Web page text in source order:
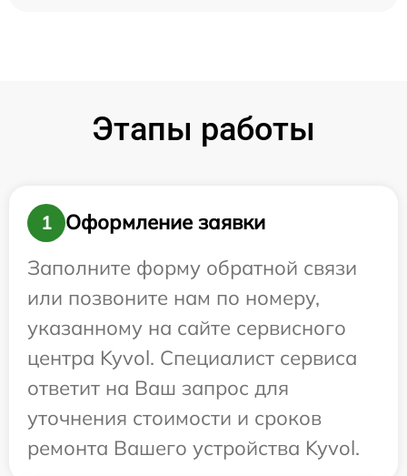
Этапы работы
1
Оформление заявки
Заполните форму обратной связи
или позвоните нам по номеру,
указанному на сайте сервисного
центра Kyvol. Специалист сервиса
ответит на Ваш запрос для
уточнения стоимости и сроков
ремонта Вашего устройства Kyvol.